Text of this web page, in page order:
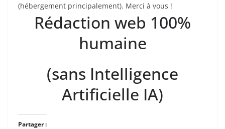
(hébergement principalement). Merci à vous !
Rédaction web 100%
humaine
(sans Intelligence
Artificielle IA)
Partager :